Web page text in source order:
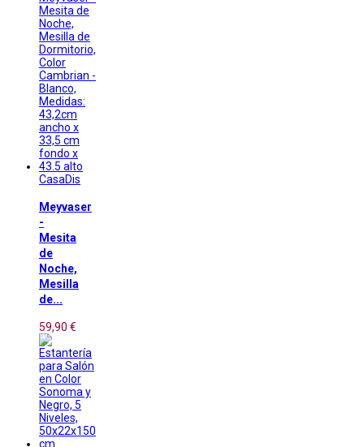
CasaDis
Meyvaser
-
Mesita
de
Noche,
Mesilla
de...
59,90 €